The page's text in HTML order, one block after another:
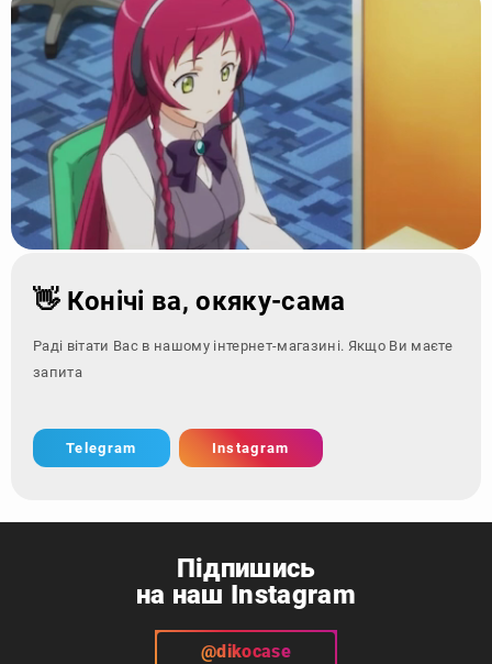
👋 Конічі ва, окяку-сама
Раді вітати Вас в нашому інтернет-магазині. Якщо Ви маєте
запитання - зверні
Telegram Instagram
Підпишись
на наш Instagram
@dikocase